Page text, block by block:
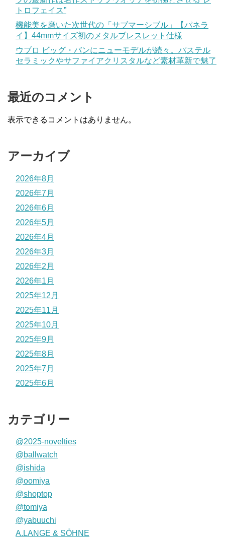
トロフェイス”
機能美を磨いた次世代の「サブマーシブル」【パネラ
イ】44mmサイズ初のメタルブレスレット仕様
ウブロ ビッグ・バンにニューモデルが続々。パステル
セラミックやサファイアクリスタルなど素材革新で魅了
最近のコメント
表示できるコメントはありません。
アーカイブ
2026年8月
2026年7月
2026年6月
2026年5月
2026年4月
2026年3月
2026年2月
2026年1月
2025年12月
2025年11月
2025年10月
2025年9月
2025年8月
2025年7月
2025年6月
カテゴリー
@2025-novelties
@ballwatch
@ishida
@oomiya
@shoptop
@tomiya
@yabuuchi
A.LANGE & SÖHNE